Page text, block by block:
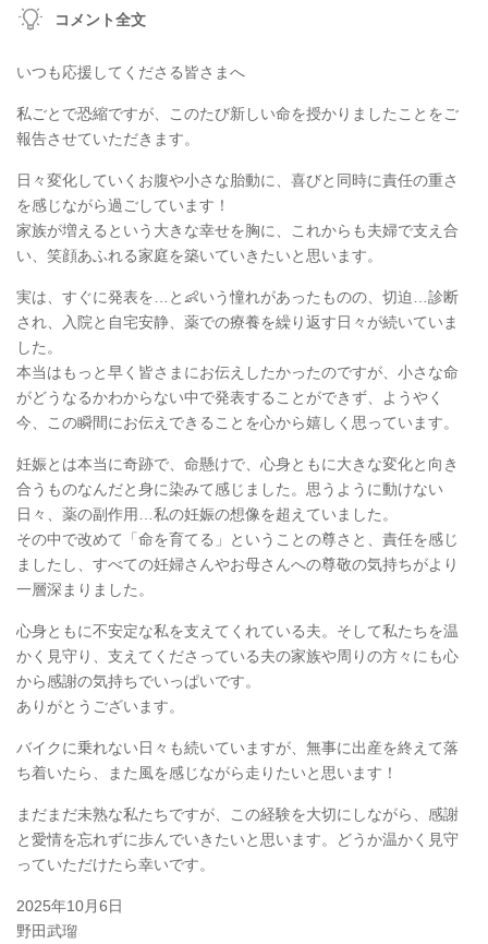
コメント全文
いつも応援してくださる皆さまへ
私ごとで恐縮ですが、このたび新しい命を授かりましたことをご
報告させていただきます。
日々変化していくお腹や小さな胎動に、喜びと同時に責任の重さ
を感じながら過ごしています！
家族が増えるという大きな幸せを胸に、これからも夫婦で支え合
い、笑顔あふれる家庭を築いていきたいと思います。
実は、すぐに発表を…と👶いう憧れがあったものの、切迫…診断
され、入院と自宅安静、薬での療養を繰り返す日々が続いていま
した。
本当はもっと早く皆さまにお伝えしたかったのですが、小さな命
がどうなるかわからない中で発表することができず、ようやく
今、この瞬間にお伝えできることを心から嬉しく思っています。
妊娠とは本当に奇跡で、命懸けで、心身ともに大きな変化と向き
合うものなんだと身に染みて感じました。思うように動けない
日々、薬の副作用…私の妊娠の想像を超えていました。
その中で改めて「命を育てる」ということの尊さと、責任を感じ
ましたし、すべての妊婦さんやお母さんへの尊敬の気持ちがより
一層深まりました。
心身ともに不安定な私を支えてくれている夫。そして私たちを温
かく見守り、支えてくださっている夫の家族や周りの方々にも心
から感謝の気持ちでいっぱいです。
ありがとうございます。
バイクに乗れない日々も続いていますが、無事に出産を終えて落
ち着いたら、また風を感じながら走りたいと思います！
まだまだ未熟な私たちですが、この経験を大切にしながら、感謝
と愛情を忘れずに歩んでいきたいと思います。どうか温かく見守
っていただけたら幸いです。
2025年10月6日
野田武瑠